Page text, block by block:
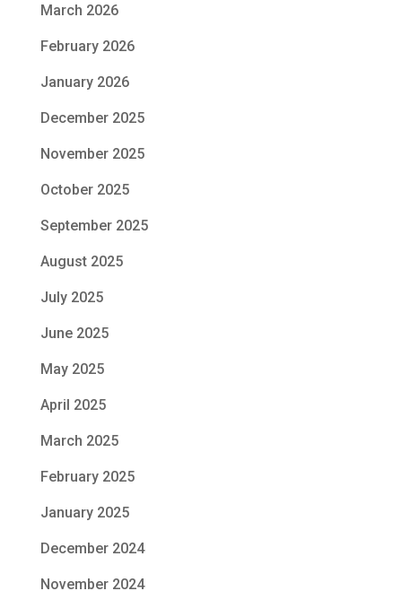
March 2026
February 2026
January 2026
December 2025
November 2025
October 2025
September 2025
August 2025
July 2025
June 2025
May 2025
April 2025
March 2025
February 2025
January 2025
December 2024
November 2024